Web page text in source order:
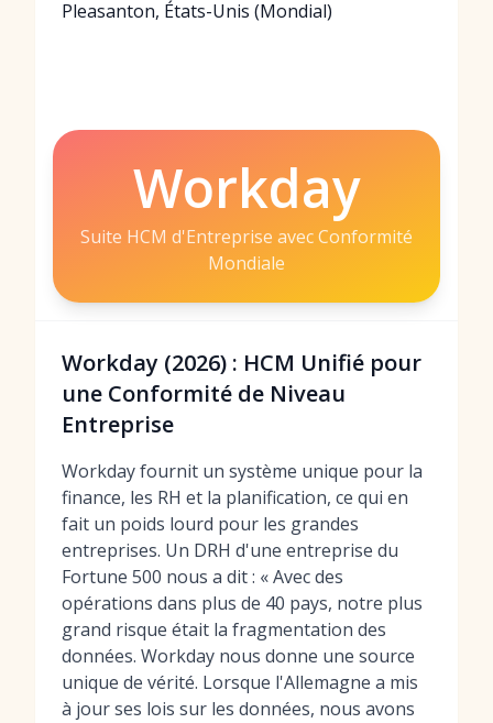
Pleasanton, États-Unis (Mondial)
Workday
Suite HCM d'Entreprise avec Conformité
Mondiale
Workday (2026) : HCM Unifié pour
une Conformité de Niveau
Entreprise
Workday fournit un système unique pour la
finance, les RH et la planification, ce qui en
fait un poids lourd pour les grandes
entreprises. Un DRH d'une entreprise du
Fortune 500 nous a dit : « Avec des
opérations dans plus de 40 pays, notre plus
grand risque était la fragmentation des
données. Workday nous donne une source
unique de vérité. Lorsque l'Allemagne a mis
à jour ses lois sur les données, nous avons